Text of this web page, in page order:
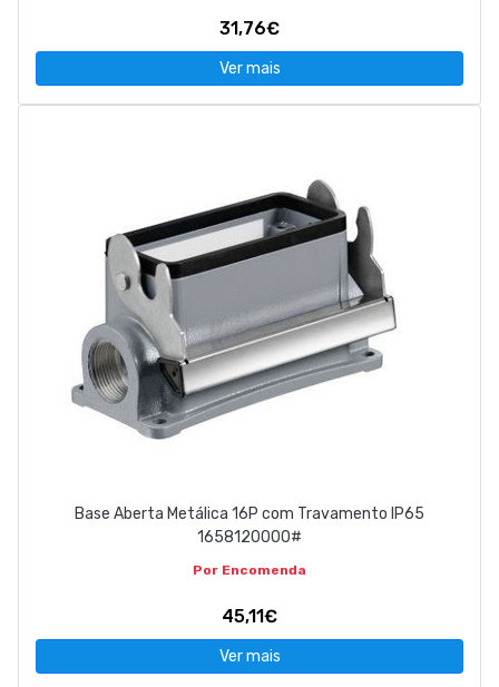
31,76€
Ver mais
Base Aberta Metálica 16P com Travamento IP65
1658120000#
Por Encomenda
45,11€
Ver mais